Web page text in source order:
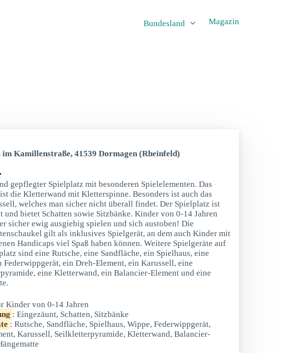
Bundesland Magazin
im Kamillenstraße, 41539 Dormagen (Rheinfeld)
gepflegter Spielplatz mit besonderen Spielelementen. Das
die Kletterwand mit Kletterspinne. Besonders ist auch das
welches man sicher nicht überall findet. Der Spielplatz ist
und bietet Schatten sowie Sitzbänke. Kinder von 0-14 Jahren
sicher ewig ausgiebig spielen und sich austoben! Die
gilt als inklusives Spielgerät, an dem auch Kinder mit
Handicaps viel Spaß haben können. Weitere Spielgeräte auf
sind eine Rutsche, eine Sandfläche, ein Spielhaus, eine
Federwippgerät, ein Dreh-Element, ein Karussell, eine
eine Kletterwand, ein Balancier-Element und eine
Kinder von 0-14 Jahren
: Eingezäunt, Schatten, Sitzbänke
: Rutsche, Sandfläche, Spielhaus, Wippe, Federwippgerät,
Karussell, Seilkletterpyramide, Kletterwand, Balancier-